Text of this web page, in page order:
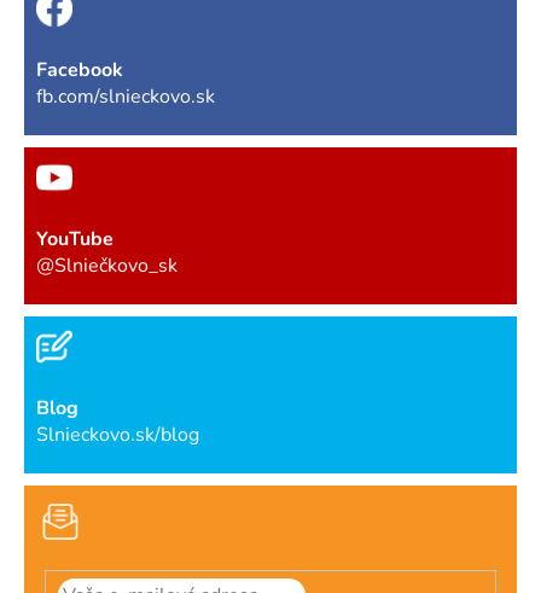
Facebook
fb.com/slnieckovo.sk
YouTube
@Slniečkovo_sk
Blog
Slnieckovo.sk/blog